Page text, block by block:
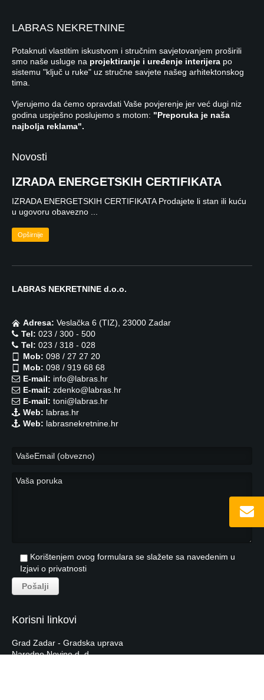
LABRAS NEKRETNINE
Potaknuti vlastitim iskustvom i stručnim savjetovanjem proširili
smo naše usluge na projektiranje i uređenje interijera po
sistemu "ključ u ruke" uz stručne savjete našeg arhitektonskog
tima.
Vjerujemo da ćemo opravdati Vaše povjerenje jer već dugi niz
godina uspješno poslujemo s motom: "Preporuka je naša
najbolja reklama".
Novosti
IZRADA ENERGETSKIH CERTIFIKATA
IZRADA ENERGETSKIH CERTIFIKATA Prodajete li stan ili kuću
u ugovoru obavezno ...
Opširnije
LABRAS NEKRETNINE d.o.o.
Adresa: Veslačka 6 (TIZ), 23000 Zadar
Tel: 023 / 300 - 500
Tel: 023 / 318 - 028
Mob: 098 / 27 27 20
Mob: 098 / 919 68 68
E-mail: info@labras.hr
E-mail: zdenko@labras.hr
E-mail: toni@labras.hr
Web: labras.hr
Web: labrasnekretnine.hr
Korištenjem ovog formulara se slažete sa navedenim u
Izjavi o privatnosti
Korisni linkovi
Grad Zadar - Gradska uprava
Narodne Novine d. d.